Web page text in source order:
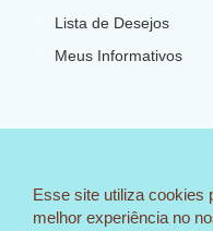
Esse site utiliza cookies
melhor experiência no
Lista de Desejos
Meus Informativos
© 2018 Sem Igual